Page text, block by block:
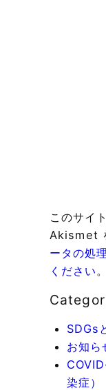
このサイ
Akismet
ータの処
ください 。
SDGs
お知ら
染症）